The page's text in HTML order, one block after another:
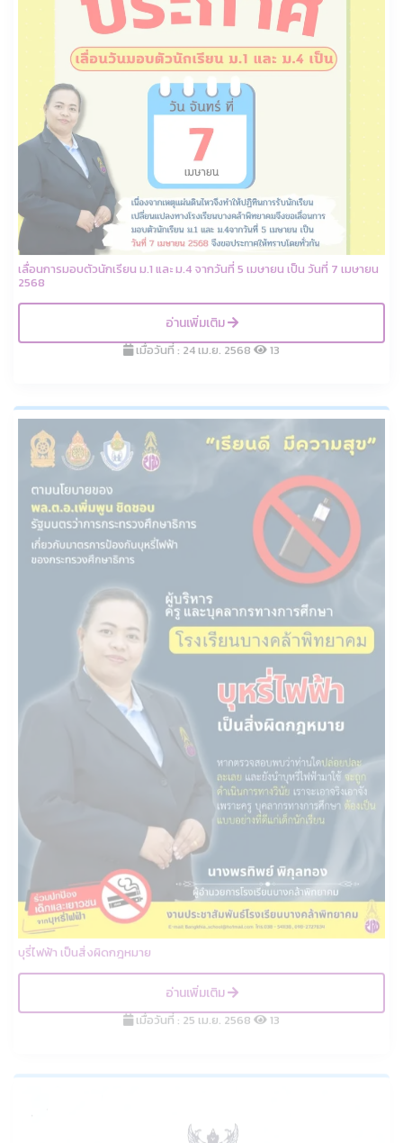
เลื่อนการมอบตัวนักเรียน ม.1 และ ม.4 จากวันที่ 5 เมษายน เป็น วันที่ 7 เมษายน
2568
อ่านเพิ่มเติม
เมื่อวันที่ : 24 เม.ย. 2568 13
บุรี่ไฟฟ้า เป็นสิ่งผิดกฎหมาย
อ่านเพิ่มเติม
เมื่อวันที่ : 25 เม.ย. 2568